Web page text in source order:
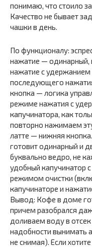
понимаю, что стоило
Качество не бывает
чашки в день.
По функционалу:
нажатие — одинарный,
нажатие с
последующего
кнопка — логика
режиме нажатия с
капучинатора, как
повторно нажимаем
латте — нижняя
готовит одинарный и
буквально ведро, не
удобный капучинатор
режимом очистки
капучинаторе и
Вывод: Кофе в доме
причем разобрался
доливаем воду в
надобности вынимать
не снимая). Если